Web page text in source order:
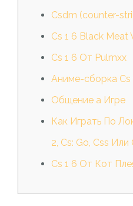
Csdm (counter-
Cs 1 6 Black Meat
Cs 1 6 От Pulmxx
Аниме-сборка Cs
Общение а Игре
Как Играть По
2, Cs: Go, Css Или
Cs 1 6 От Кот